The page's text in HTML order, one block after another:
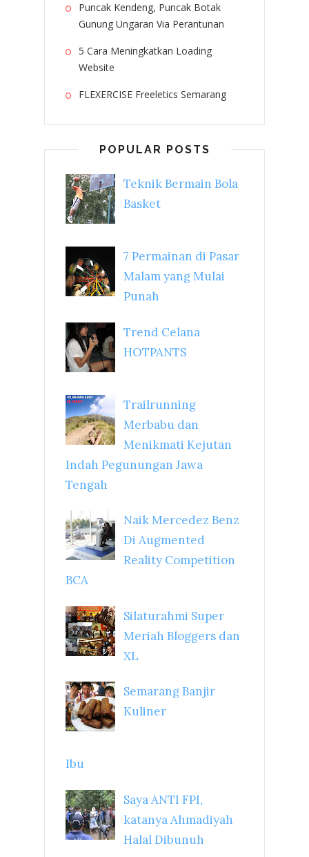
Puncak Kendeng, Puncak Botak
Gunung Ungaran Via Perantunan
5 Cara Meningkatkan Loading
Website
FLEXERCISE Freeletics Semarang
POPULAR POSTS
Teknik Bermain Bola
Basket
7 Permainan di Pasar
Malam yang Mulai
Punah
Trend Celana
HOTPANTS
Trailrunning
Merbabu dan
Menikmati Kejutan
Indah Pegunungan Jawa
Tengah
Naik Mercedez Benz
Di Augmented
Reality Competition
BCA
Silaturahmi Super
Meriah Bloggers dan
XL
Semarang Banjir
Kuliner
Ibu
Saya ANTI FPI,
katanya Ahmadiyah
Halal Dibunuh